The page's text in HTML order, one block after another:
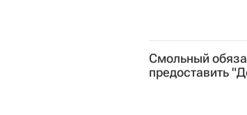
Смольный
предоставить